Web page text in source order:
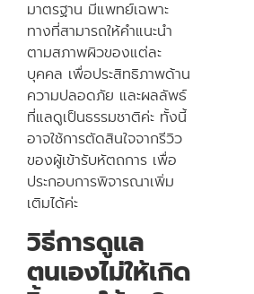
มาตรฐาน มีแพทย์เฉพาะ
ทางที่สามารถให้คำแนะนำ
ตามสภาพผิวของแต่ละ
บุคคล เพื่อประสิทธิภาพด้าน
ความปลอดภัย และผลลัพธ์
ที่แลดูเป็นธรรมชาติค่ะ ทั้งนี้
อาจใช้การตัดสินใจจากรีวิว
ของผู้เข้ารับหัตถการ เพื่อ
ประกอบการพิจารณาเพิ่ม
เติมได้ค่ะ
วิธีการดูแล
ตนเองไม่ให้เกิด